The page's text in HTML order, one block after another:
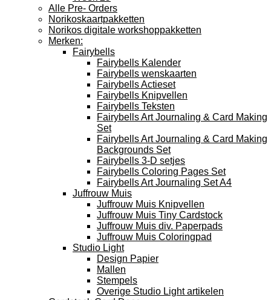
Alle Pre- Orders
Norikoskaartpakketten
Norikos digitale workshoppakketten
Merken:
Fairybells
Fairybells Kalender
Fairybells wenskaarten
Fairybells Actieset
Fairybells Knipvellen
Fairybells Teksten
Fairybells Art Journaling & Card Making
Set
Fairybells Art Journaling & Card Making
Backgrounds Set
Fairybells 3-D setjes
Fairybells Coloring Pages Set
Fairybells Art Journaling Set A4
Juffrouw Muis
Juffrouw Muis Knipvellen
Juffrouw Muis Tiny Cardstock
Juffrouw Muis div. Paperpads
Juffrouw Muis Coloringpad
Studio Light
Design Papier
Mallen
Stempels
Overige Studio Light artikelen